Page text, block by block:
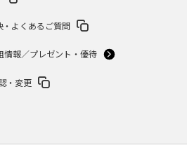
・よくあるご質問
情報／プレゼント・優待
・変更